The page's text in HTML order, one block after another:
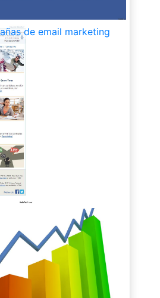
de email marketing